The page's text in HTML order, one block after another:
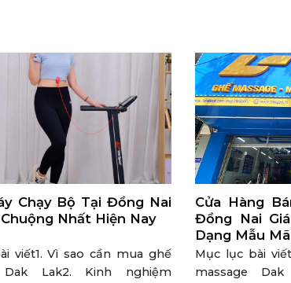
Chạy Bộ Tại Đồng Nai
Nhất Hiện Nay
viết1. Vì sao cần mua ghế
Dak Lak2. Kinh nghiệm
Cửa Hàng
Đồng Nai
Dạng Mẫu Mã
Mục lục bài
massage